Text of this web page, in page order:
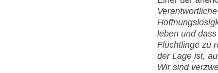
leben und
Flüchtlinge zu
der Lage ist,
Wir sind